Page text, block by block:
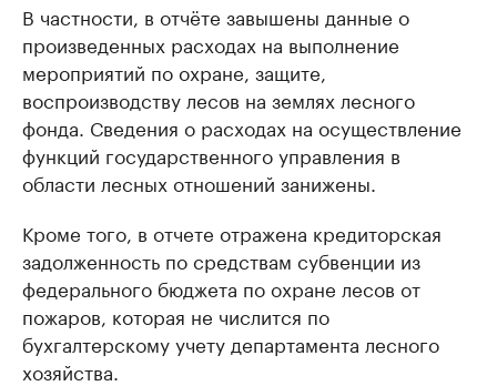
В частности, в отчёте завышены данные о
произведенных расходах на выполнение
мероприятий по охране, защите,
воспроизводству лесов на землях лесного
фонда. Сведения о расходах на осуществление
функций государственного управления в
области лесных отношений занижены.
Кроме того, в отчете отражена кредиторская
задолженность по средствам субвенции из
федерального бюджета по охране лесов от
пожаров, которая не числится по
бухгалтерскому учету департамента лесного
хозяйства.